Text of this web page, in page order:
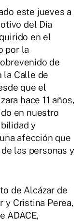
este jueves a
del Día
en el
por la
de
la Calle de
que el
hace 11 años,
en nuestro
y
afección que
las personas y
de Alcázar de
y Cristina Perea,
ADACE,